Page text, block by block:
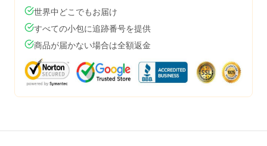
世界中どこでもお届け
すべての小包に追跡番号を提供
商品が届かない場合は全額返金